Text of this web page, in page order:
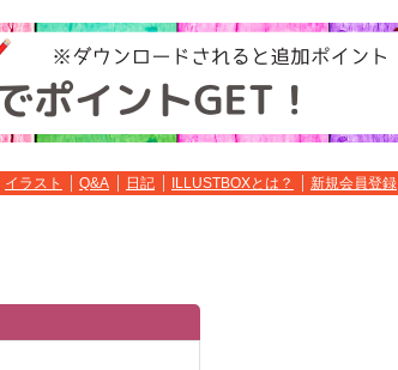
イラスト Q&A 日記 ILLUSTBOXとは？ 新規会員登録